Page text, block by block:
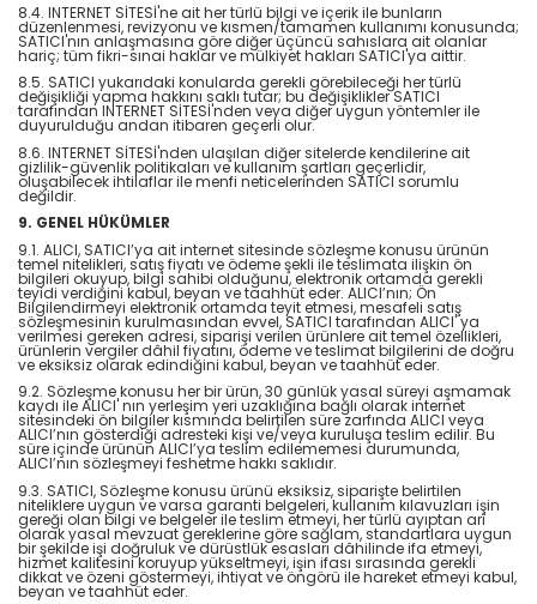
8.4. INTERNET SİTESİ'ne ait her türlü bilgi ve içerik ile bunların
düzenlenmesi, revizyonu ve kısmen/tamamen kullanımı konusunda;
SATICI'nın anlaşmasına göre diğer üçüncü sahıslara ait olanlar
hariç; tüm fikri-sınai haklar ve mülkiyet hakları SATICI'ya aittir.
8.5. SATICI yukarıdaki konularda gerekli görebileceği her türlü
değişikliği yapma hakkını saklı tutar; bu değişiklikler SATICI
tarafından INTERNET SİTESİ'nden veya diğer uygun yöntemler ile
duyurulduğu andan itibaren geçerli olur.
8.6. INTERNET SİTESİ'nden ulaşılan diğer sitelerde kendilerine ait
gizlilik-güvenlik politikaları ve kullanım şartları geçerlidir,
oluşabilecek ihtilaflar ile menfi neticelerinden SATICI sorumlu
değildir.
9. GENEL HÜKÜMLER
9.1. ALICI, SATICI’ya ait internet sitesinde sözleşme konusu ürünün
temel nitelikleri, satış fiyatı ve ödeme şekli ile teslimata ilişkin ön
bilgileri okuyup, bilgi sahibi olduğunu, elektronik ortamda gerekli
teyidi verdiğini kabul, beyan ve taahhüt eder. ALICI’nın; Ön
Bilgilendirmeyi elektronik ortamda teyit etmesi, mesafeli satış
sözleşmesinin kurulmasından evvel, SATICI tarafından ALICI' ya
verilmesi gereken adresi, siparişi verilen ürünlere ait temel özellikleri,
ürünlerin vergiler dâhil fiyatını, ödeme ve teslimat bilgilerini de doğru
ve eksiksiz olarak edindiğini kabul, beyan ve taahhüt eder.
9.2. Sözleşme konusu her bir ürün, 30 günlük yasal süreyi aşmamak
kaydı ile ALICI' nın yerleşim yeri uzaklığına bağlı olarak internet
sitesindeki ön bilgiler kısmında belirtilen süre zarfında ALICI veya
ALICI’nın gösterdiği adresteki kişi ve/veya kuruluşa teslim edilir. Bu
süre içinde ürünün ALICI’ya teslim edilememesi durumunda,
ALICI’nın sözleşmeyi feshetme hakkı saklıdır.
9.3. SATICI, Sözleşme konusu ürünü eksiksiz, siparişte belirtilen
niteliklere uygun ve varsa garanti belgeleri, kullanım kılavuzları işin
gereği olan bilgi ve belgeler ile teslim etmeyi, her türlü ayıptan arî
olarak yasal mevzuat gereklerine göre sağlam, standartlara uygun
bir şekilde işi doğruluk ve dürüstlük esasları dâhilinde ifa etmeyi,
hizmet kalitesini koruyup yükseltmeyi, işin ifası sırasında gerekli
dikkat ve özeni göstermeyi, ihtiyat ve öngörü ile hareket etmeyi kabul,
beyan ve taahhüt eder.